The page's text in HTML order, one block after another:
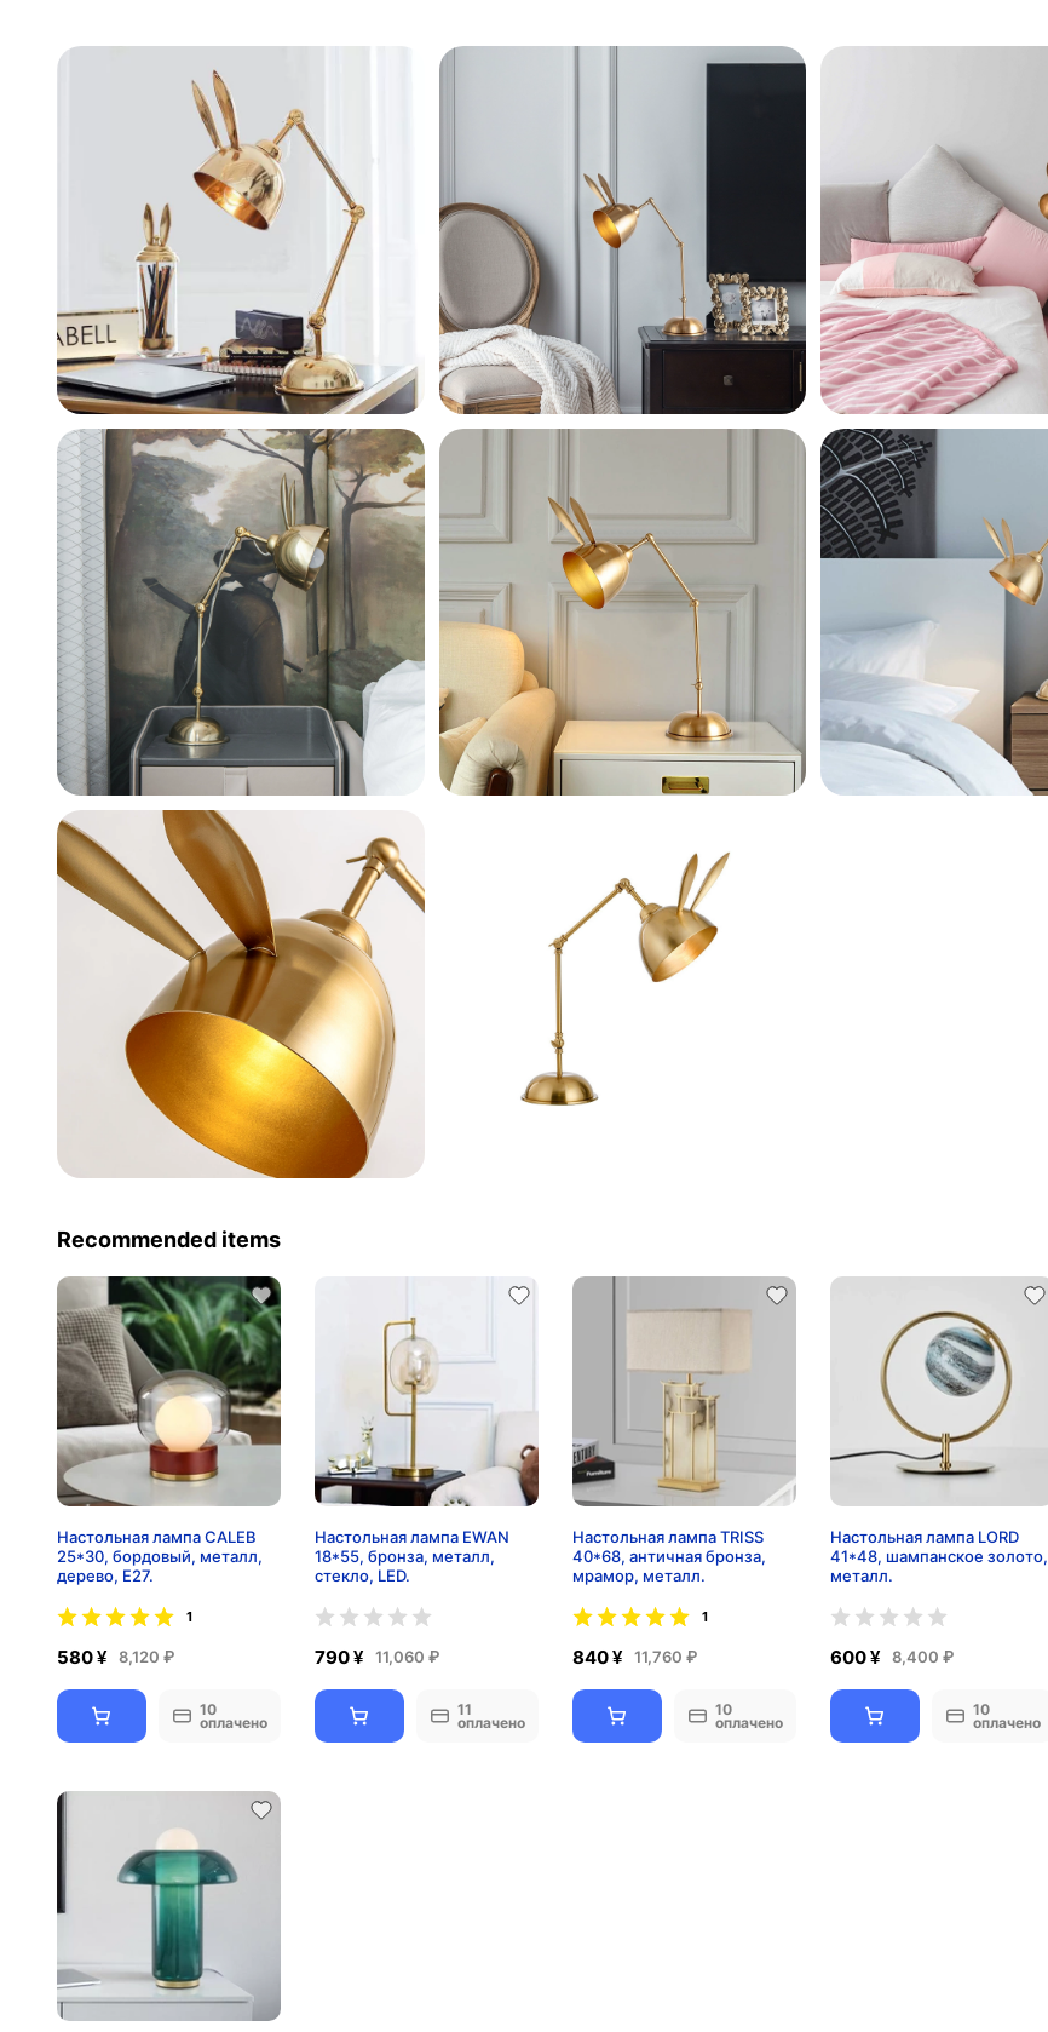
Recommended items
Настольная лампа CALEB
25*30, бордовый, металл,
дерево, Е27.
1
580 ¥ 8,120 ₽
10
оплачено
Настольная лампа EWAN
18*55, бронза, металл,
стекло, LED.
790 ¥ 11,060 ₽
11
оплачено
Настольная лампа TRISS
40*68, античная бронза,
мрамор, металл.
1
840 ¥ 11,760 ₽
10
оплачено
Настольная лампа LORD
41*48, шампанское золото,
металл.
600 ¥ 8,400 ₽
10
оплачено